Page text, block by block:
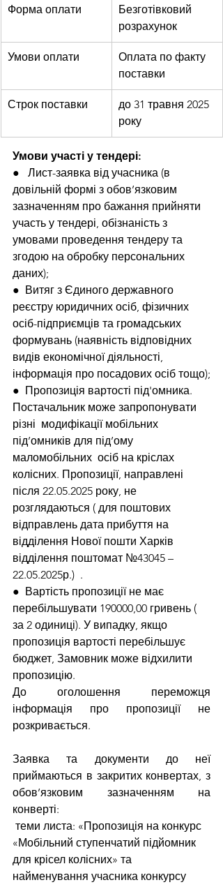
Форма оплати
Безготівковий
розрахунок
Умови оплати
Оплата по факту
поставки
Строк поставки
до 31 травня 2025
року
Умови участі у тендері:
●   Лист-заявка від учасника (в
довільній формі з обов’язковим
зазначенням про бажання прийняти
участь у тендері, обізнаність з
умовами проведення тендеру та
згодою на обробку персональних
даних);
●  Витяг з Єдиного державного
реєстру юридичних осіб, фізичних
осіб-підприємців та громадських
формувань (наявність відповідних
видів економічної діяльності,
інформація про посадових осіб тощо);
●  Пропозиція вартості під'омника.
Постачальник може запропонувати
різні  модифікації мобільних
під’омників для під’ому
маломобільних  осіб на кріслах
колісних. Пропозиції, направлені
після 22.05.2025 року, не
розглядаються ( для поштових
відправлень дата прибуття на
відділення Нової пошти Харків
відділення поштомат №43045 –
22.05.2025р.)  .
●  Вартість пропозиції не має
перебільшувати 190000,00 гривень (
за 2 одиниці). У випадку, якщо
пропозиція вартості перебільшує
бюджет, Замовник може відхилити
пропозицію.
До оголошення переможця
інформація про пропозиції не
розкривається.
Заявка та документи до неї
приймаються в закритих конвертах, з
обов’язковим зазначенням на
конверті:
теми листа: «Пропозиція на конкурс
«Мобільний ступенчатий підйомник
для крісел колісних» та
найменування учасника конкурсу